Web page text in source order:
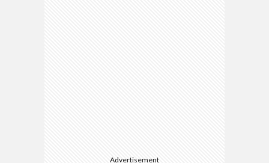
Advertisement